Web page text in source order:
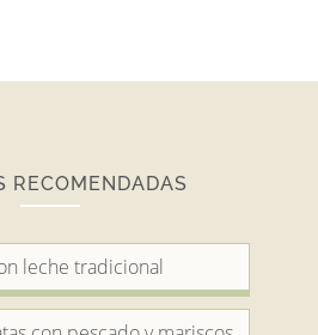
RECOMENDADAS
leche tradicional